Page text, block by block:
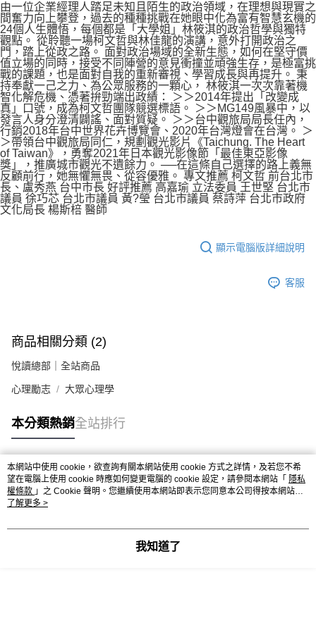
由一位企業經理人踏足未知且陌生的政治領域，在理想與現實之
間奮力向上攀登，過去的種種挑戰在她眼中化為富有智慧玄機的
24個人生體悟，每個都是「大學姐」林筱淇的政治哲學與獨特
觀點。 從聆聽一場柯文哲與林佳龍的演講，意外打開政治之
門，踏上從政之路。 面對政治場域的全新生態，如何在堅守價
值立場的同時，接受不同陣營的意見衝撞並頑強生存，是極富挑
戰的課題，也是面對自我的重新審視、學習成長與再提升。 秉
持奉獻一己之力、為公眾服務的一顆心， 林筱淇一次次靠著機
智化解危機、憑著拚勁端出政績： ＞＞2014年提出「改變成
真」口號，成為柯文哲團隊競選標語。 ＞＞MG149風暴中，以
發言人身分澄清闢謠、面對質疑。 ＞＞台中觀旅局局長任內，
行銷2018年台中世界花卉博覽會、2020年台灣燈會在台灣。 ＞
＞帶領台中觀旅局同仁，規劃觀光影片《Taichung. The Heart
of Taiwan》，勇奪2021年日本觀光影像節「最佳東亞影像
獎」，推廣城市觀光不遺餘力。 ──在這條自己選擇的路上義無
反顧前行，她無懼無畏、從容優雅。 專文推薦 柯文哲 前台北市
長、盧秀燕 台中市長 好評推薦 高嘉瑜 立法委員 王世堅 台北市
議員 徐巧芯 台北市議員 黃?瑩 台北市議員 蔡詩萍 台北市政府
文化局長 楊斯棓 醫師
顯示電腦版詳細說明
客服
商品相關分類 (2)
悅讀總部｜全站商品
心理勵志 大眾心理學
本分類熱銷全站排行
熱門標籤
本網站中使用 cookie，欲查詢有關本網站使用 cookie 方式之詳情，及若您不希
望在電腦上使用 cookie 時應如何變更電腦的 cookie 設定，請參閱本網站「 隱私
權條款 」之 Cookie 聲明。您繼續使用本網站即表示您同意本公司得按本網站使
用條款之 Cookie 聲明使用 cookie。
了解更多 >
我知道了